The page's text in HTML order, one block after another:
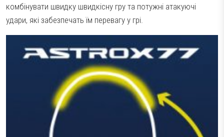
комбінувати швидку швидкісну гру та потужні атакуючі
удари, які забезпечать їм перевагу у грі.